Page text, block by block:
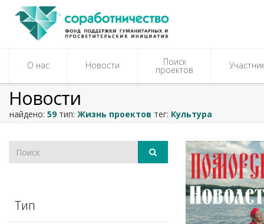
О нас Новости Поиск
проектов
Новости
найдено: 59 тип: Жизнь проектов тег: Культура
Тип